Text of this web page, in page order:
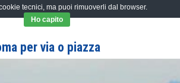
per via o piazza
tecnici, ma puoi rimuoverli dal browser.
Ho capito